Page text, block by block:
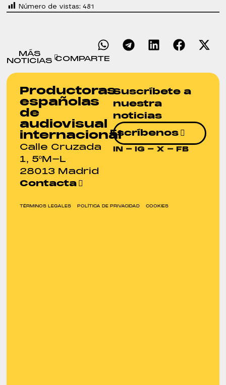
Número de vistas: 481
MÁS
NOTICIAS COMPARTE
Productoras
españolas
de
audiovisual
internacional
Calle Cruzada
1, 5ºM-L
28013 Madrid
Contacta
Suscríbete a
nuestra
noticias
Escríbenos
IN - IG - X - FB
TÉRMINOS LEGALES POLÍTICA DE PRIVACIDAD COOKIES